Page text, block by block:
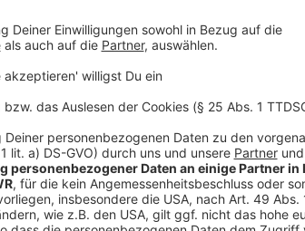
Anzeige
Die Flughafen-Verwaltung des Airport
das Schlimme ist: Sie kann eigentlich gar
Check-In sind die Bundespolizei und die von